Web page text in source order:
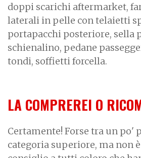
doppi scarichi aftermarket,
laterali in pelle con telaietti
portapacchi posteriore, sella
schienalino, pedane
tondi, soffietti forcella.
LA COMPREREI O
Certamente! Forse tra un po'
categoria superiore, ma non